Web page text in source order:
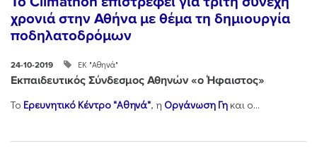
χρονιά στην Αθήνα με θέμα τη δημιουργία
ποδηλατοδρόμων
24-10-2019 ΕΚ "Αθηνά"
Εκπαιδευτικός Σύνδεσμος Αθηνών «ο Ήφαιστος»
Το Ερευνητικό Κέντρο "Αθηνά", η Οργάνωση Γη και ο...